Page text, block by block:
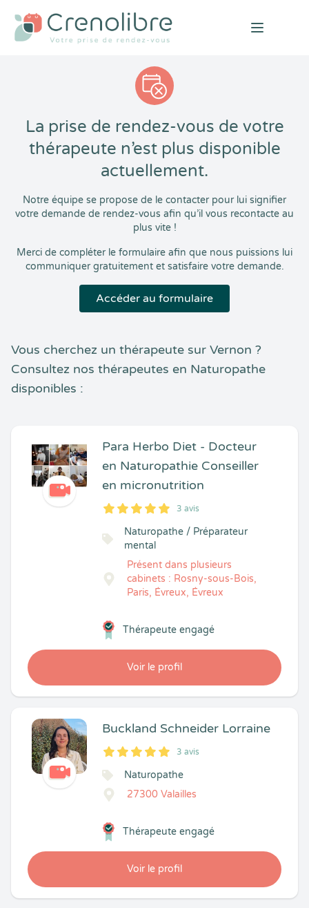
Open
La prise de rendez-vous de votre
thérapeute n’est plus disponible
actuellement.
Notre équipe se propose de le contacter pour lui signifier
votre demande de rendez-vous afin qu’il vous recontacte au
plus vite !
Merci de compléter le formulaire afin que nous puissions lui
communiquer gratuitement et satisfaire votre demande.
Accéder au formulaire
Vous cherchez un thérapeute sur Vernon ?
Consultez nos thérapeutes en Naturopathe
disponibles :
Para Herbo Diet - Docteur
en Naturopathie Conseiller
en micronutrition
5
1
5
3 3 avis
Naturopathe / Préparateur
mental
Présent dans plusieurs
cabinets : Rosny-sous-Bois,
Paris, Évreux, Évreux
Voir le profil
Thérapeute engagé
Buckland Schneider Lorraine
5
1
5
3 3 avis
Naturopathe
27300 Valailles
Voir le profil
Thérapeute engagé